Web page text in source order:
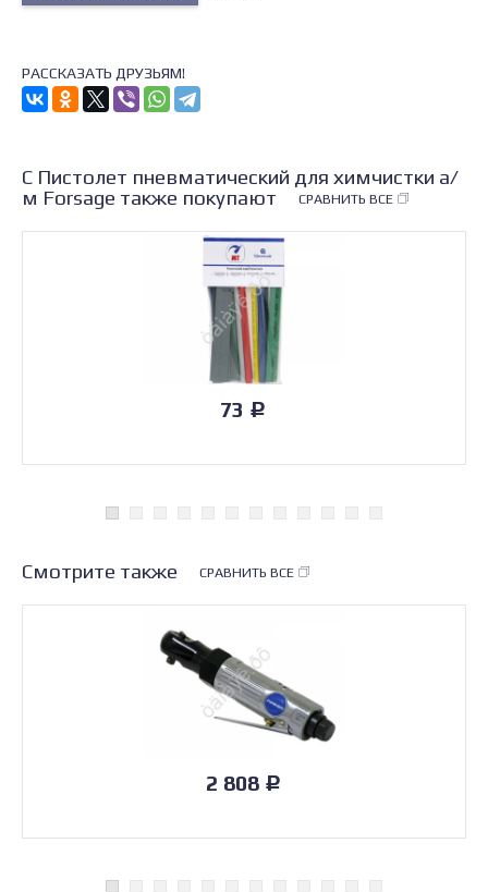
РАССКАЗАТЬ ДРУЗЬЯМ!
С Пистолет пневматический для химчистки а/
м Forsage также покупают
СРАВНИТЬ ВСЕ
73 Р
Смотрите также СРАВНИТЬ ВСЕ
2 808 Р